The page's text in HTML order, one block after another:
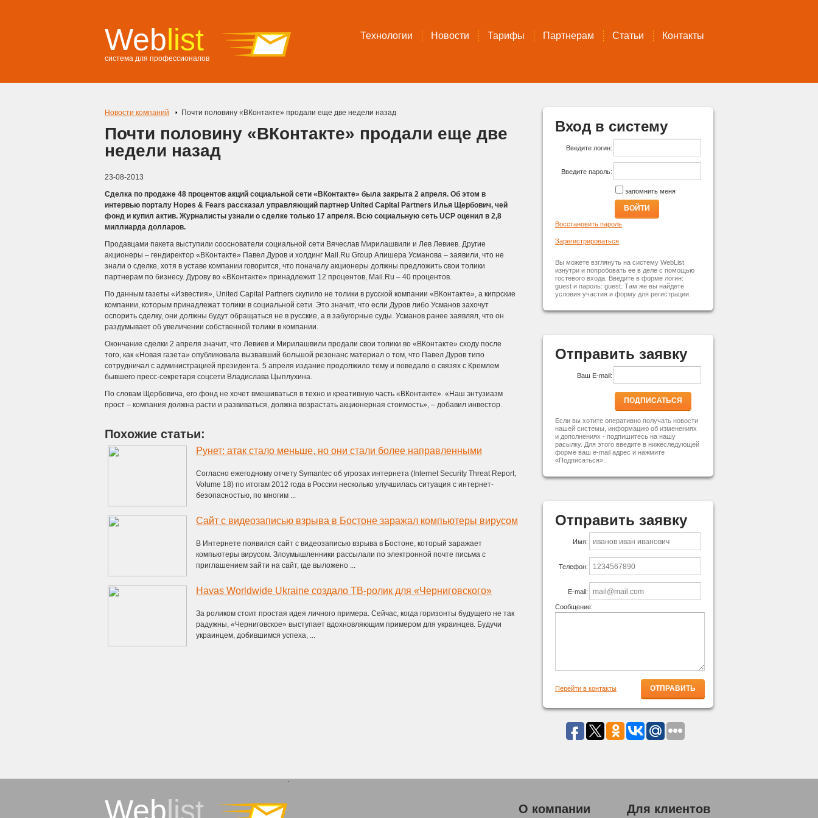
Weblist
система для профессионалов
Технологии Новости Тарифы Партнерам Статьи Контакты
Новости компаний Почти половину «ВКонтакте» продали еще две недели назад
Почти половину «ВКонтакте» продали еще две
недели назад
23-08-2013
Сделка по продаже 48 процентов акций социальной сети «ВКонтакте» была закрыта 2 апреля. Об этом в
интервью порталу Hopes & Fears рассказал управляющий партнер United Capital Partners Илья Щербович, чей
фонд и купил актив. Журналисты узнали о сделке только 17 апреля. Всю социальную сеть UCP оценил в 2,8
миллиарда долларов.
Продавцами пакета выступили сооснователи социальной сети Вячеслав Мирилашвили и Лев Левиев. Другие
акционеры – гендиректор «ВКонтакте» Павел Дуров и холдинг Mail.Ru Group Алишера Усманова – заявили, что не
знали о сделке, хотя в уставе компании говорится, что поначалу акционеры должны предложить свои толики
партнерам по бизнесу. Дурову во «ВКонтакте» принадлежит 12 процентов, Mail.Ru – 40 процентов.
По данным газеты «Известия», United Capital Partners скупило не толики в русской компании «ВКонтакте», а кипрские
компании, которым принадлежат толики в социальной сети. Это значит, что если Дуров либо Усманов захочут
оспорить сделку, они должны будут обращаться не в русские, а в забугорные суды. Усманов ранее заявлял, что он
раздумывает об увеличении собственной толики в компании.
Окончание сделки 2 апреля значит, что Левиев и Мирилашвили продали свои толики во «ВКонтакте» сходу после
того, как «Новая газета» опубликовала вызвавший большой резонанс материал о том, что Павел Дуров типо
сотрудничал с администрацией президента. 5 апреля издание продолжило тему и поведало о связях с Кремлем
бывшего пресс-секретаря соцсети Владислава Цыплухина.
По словам Щербовича, его фонд не хочет вмешиваться в техно и креативную часть «ВКонтакте». «Наш энтузиазм
прост – компания должна расти и развиваться, должна возрастать акционерная стоимость», – добавил инвестор.
Похожие статьи:
Рунет: атак стало меньше, но они стали более направленными
Согласно ежегодному отчету Symantec об угрозах интернета (Internet Security Threat Report,
Volume 18) по итогам 2012 года в России несколько улучшилась ситуация с интернет-
безопасностью, по многим ...
Сайт с видеозаписью взрыва в Бостоне заражал компьютеры вирусом
В Интернете появился сайт с видеозаписью взрыва в Бостоне, который заражает
компьютеры вирусом. Злоумышленники рассылали по электронной почте письма с
приглашением зайти на сайт, где выложено ...
Havas Worldwide Ukraine создало ТВ-ролик для «Черниговского»
За роликом стоит простая идея личного примера. Сейчас, когда горизонты будущего не так
радужны, «Черниговское» выступает вдохновляющим примером для украинцев. Будучи
украинцем, добившимся успеха, ...
Вход в систему
Введите логин:
Введите пароль:
запомнить меня
ВОЙТИ
Восстановить пароль
Зарегистрироваться
Вы можете взглянуть на систему WebList
изнутри и попробовать ее в деле с помощью
гостевого входа. Введите в форме логин:
guest и пароль: guest. Там же вы найдете
условия участия и форму для регистрации.
Отправить заявку
Ваш E-mail:
ПОДПИСАТЬСЯ
Если вы хотите оперативно получать новости
нашей системы, информацию об изменениях
и дополнениях - подпишитесь на нашу
расылку. Для этого введите в нижеследующей
форме ваш e-mail адрес и нажмите
«Подписаться».
Отправить заявку
Имя:
Телефон:
E-mail:
Сообщение:
Перейти в контакты
Weblist
`
О компании Для клиентов